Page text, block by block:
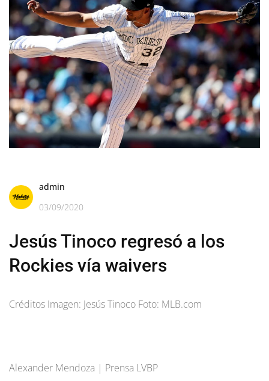
admin
03/09/2020
Jesús Tinoco regresó a los
Rockies vía waivers
Créditos Imagen: Jesús Tinoco Foto: MLB.com
Alexander Mendoza | Prensa LVBP